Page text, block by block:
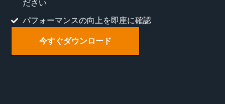
ださい
パフォーマンスの向上を即座に確認
今すぐダウンロード